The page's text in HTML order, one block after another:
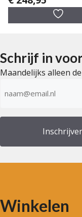
v
5
Schrijf in
Maandelijks alleen
mailadres
Winkelen